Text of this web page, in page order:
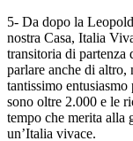
5- Da dopo la
nostra Casa, Italia
transitoria di partenza
parlare anche di
tantissimo
sono oltre 2.000 e le
tempo che merita alla
un’Italia vivace.